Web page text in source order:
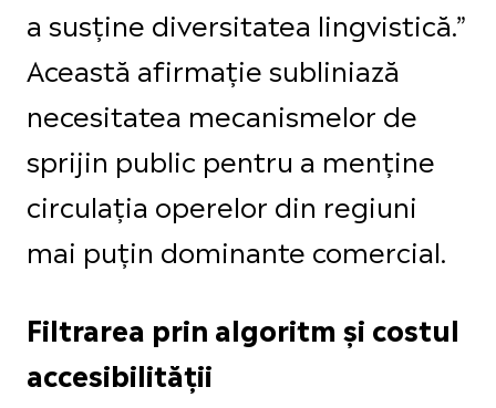
a susține diversitatea lingvistică.”
Această afirmație subliniază
necesitatea mecanismelor de
sprijin public pentru a menține
circulația operelor din regiuni
mai puțin dominante comercial.
Filtrarea prin algoritm și costul
accesibilității